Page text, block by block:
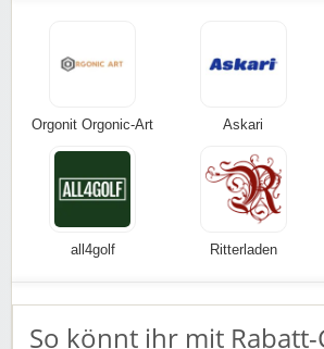
Orgonit Orgonic-Art Askari
all4golf Ritterladen
So könnt ihr mit